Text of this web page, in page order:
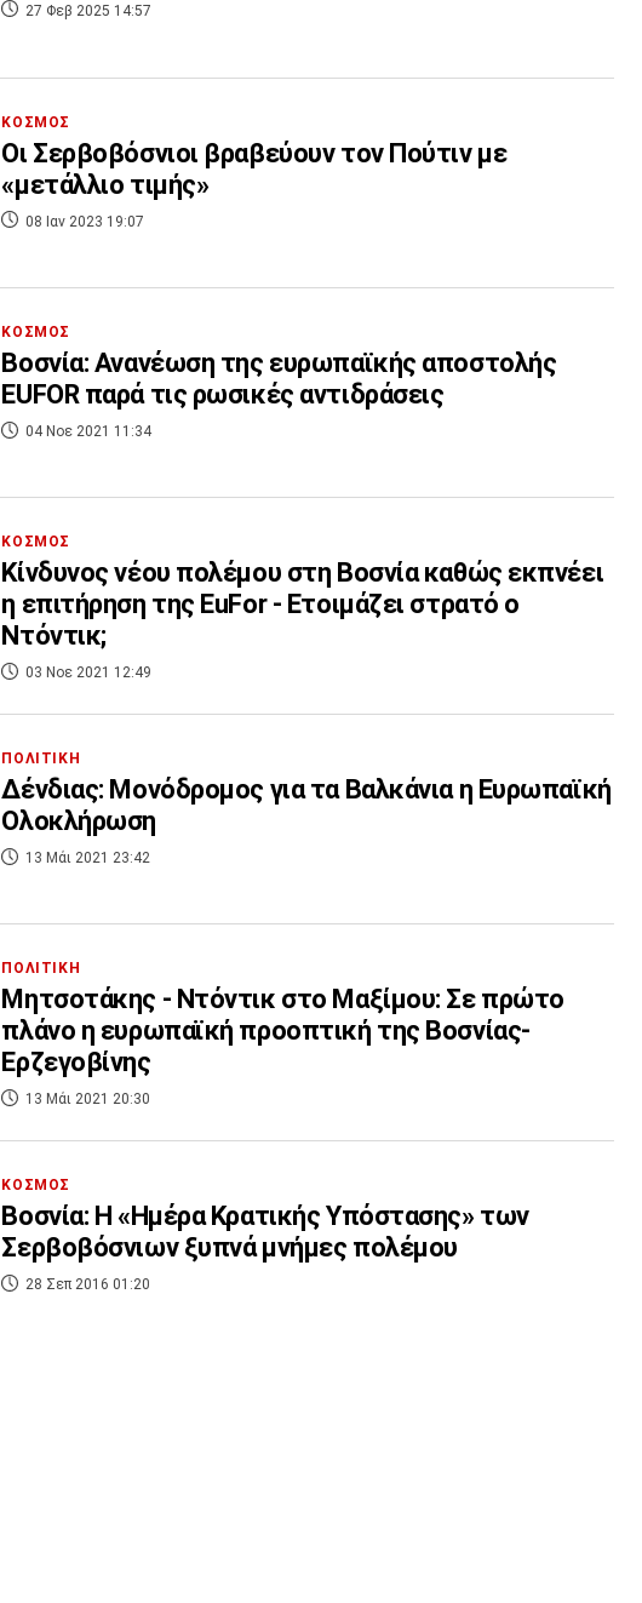
27 Φεβ 2025 14:57
ΚΟΣΜΟΣ
Οι Σερβοβόσνιοι βραβεύουν τον Πούτιν με
«μετάλλιο τιμής»
08 Ιαν 2023 19:07
ΚΟΣΜΟΣ
Βοσνία: Ανανέωση της ευρωπαϊκής αποστολής
EUFOR παρά τις ρωσικές αντιδράσεις
04 Νοε 2021 11:34
ΚΟΣΜΟΣ
Κίνδυνος νέου πολέμου στη Βοσνία καθώς εκπνέει
η επιτήρηση της EuFor - Ετοιμάζει στρατό ο
Ντόντικ;
03 Νοε 2021 12:49
ΠΟΛΙΤΙΚΗ
Δένδιας: Μονόδρομος για τα Βαλκάνια η Ευρωπαϊκή
Ολοκλήρωση
13 Μάι 2021 23:42
ΠΟΛΙΤΙΚΗ
Μητσοτάκης - Ντόντικ στο Μαξίμου: Σε πρώτο
πλάνο η ευρωπαϊκή προοπτική της Βοσνίας-
Ερζεγοβίνης
13 Μάι 2021 20:30
ΚΟΣΜΟΣ
Βοσνία: Η «Ημέρα Κρατικής Υπόστασης» των
Σερβοβόσνιων ξυπνά μνήμες πολέμου
28 Σεπ 2016 01:20